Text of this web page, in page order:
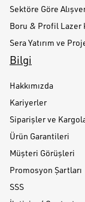
Sektöre Göre
Boru & Profil Lazer
Sera Yatırım ve
Bilgi
Hakkımızda
Kariyerler
Siparişler ve
Ürün Garantileri
Müşteri Görüşleri
Promosyon Şartları
SSS